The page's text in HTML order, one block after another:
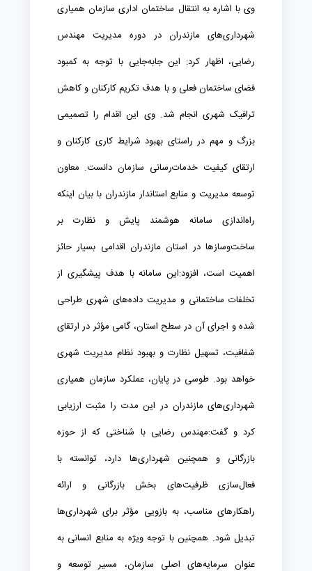
وی با اشاره به انتقال ساختمان اداری سازمان همیاری
شهرداری‌های مازندران در دوره مدیریت مهندس
رضایی، اظهار کرد: این جابه‌جایی با توجه به کمبود
فضای ساختمان فعلی و با هدف تکریم کارکنان و کاهش
ترافیک شهری انجام شد. وی این اقدام را تصمیمی
بزرگ و مهم در راستای بهبود شرایط کاری کارکنان و
ارتقای کیفیت خدمات‌رسانی سازمان دانست. معاون
توسعه مدیریت و منابع استاندار مازندران با بیان اینکه
راه‌اندازی سامانه هوشمند پایش و نظارت بر
ساخت‌وسازها در استان مازندران اقدامی بسیار حائز
اهمیت است، افزود:این سامانه با هدف پیشگیری از
تخلفات ساختمانی و مدیریت داده‌های شهری طراحی
شده و اجرای آن در سطح استان، گامی مؤثر در ارتقای
شفافیت، تسهیل نظارت و بهبود نظام مدیریت شهری
خواهد بود. طوسی در پایان، عملکرد سازمان همیاری
شهرداری‌های مازندران در این مدت را مثبت ارزیابی
کرد و گفت:مهندس رضایی با شناختی که از حوزه
بازرگانی و همچنین شهرداری‌ها دارد، توانسته با
فعال‌سازی ظرفیت‌های بخش بازرگانی و ارائه
راهکارهای مناسب، به بازویی مؤثر برای شهرداری‌ها
تبدیل شود. همچنین با توجه ویژه به منابع انسانی به
عنوان سرمایه‌های اصلی سازمان، مسیر توسعه و